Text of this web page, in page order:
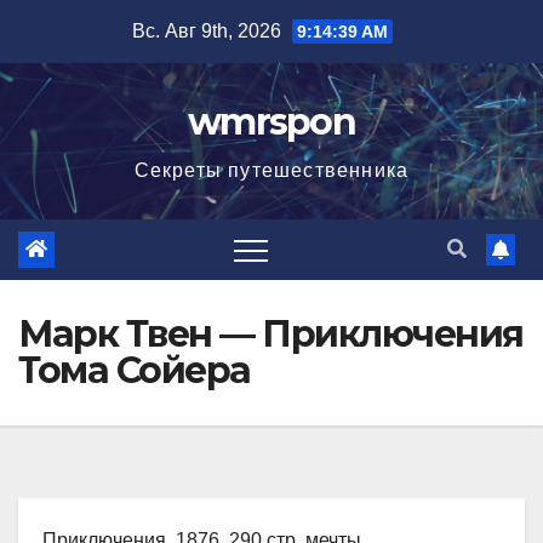
содержимому
Вс. Авг 9th, 2026 9:14:40 AM
wmrspon
Секреты путешественника
Марк Твен — Приключения
Тома Сойера